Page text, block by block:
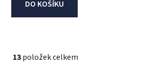
DO KOŠÍKU
O
13položek celkem